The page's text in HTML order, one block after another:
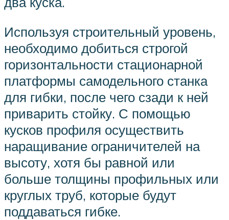
Используя строительный уровень,
необходимо добиться строгой
горизонтальности стационарной
платформы самодельного станка
для гибки, после чего сзади к ней
приварить стойку. С помощью
кусков профиля осуществить
наращивание ограничителей на
высоту, хотя бы равной или
больше толщины профильных или
круглых труб, которые будут
поддаваться гибке.